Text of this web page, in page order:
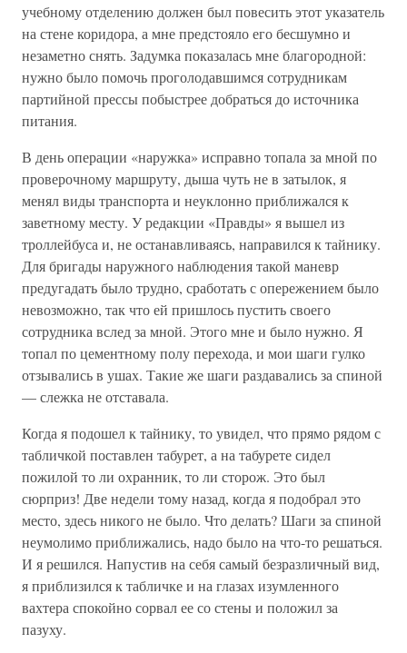
учебному отделению должен был повесить этот указатель
на стене коридора, а мне предстояло его бесшумно и
незаметно снять. Задумка показалась мне благородной:
нужно было помочь проголодавшимся сотрудникам
партийной прессы побыстрее добраться до источника
питания.
В день операции «наружка» исправно топала за мной по
проверочному маршруту, дыша чуть не в затылок, я
менял виды транспорта и неуклонно приближался к
заветному месту. У редакции «Правды» я вышел из
троллейбуса и, не останавливаясь, направился к тайнику.
Для бригады наружного наблюдения такой маневр
предугадать было трудно, сработать с опережением было
невозможно, так что ей пришлось пустить своего
сотрудника вслед за мной. Этого мне и было нужно. Я
топал по цементному полу перехода, и мои шаги гулко
отзывались в ушах. Такие же шаги раздавались за спиной
— слежка не отставала.
Когда я подошел к тайнику, то увидел, что прямо рядом с
табличкой поставлен табурет, а на табурете сидел
пожилой то ли охранник, то ли сторож. Это был
сюрприз! Две недели тому назад, когда я подобрал это
место, здесь никого не было. Что делать? Шаги за спиной
неумолимо приближались, надо было на что-то решаться.
И я решился. Напустив на себя самый безразличный вид,
я приблизился к табличке и на глазах изумленного
вахтера спокойно сорвал ее со стены и положил за
пазуху.